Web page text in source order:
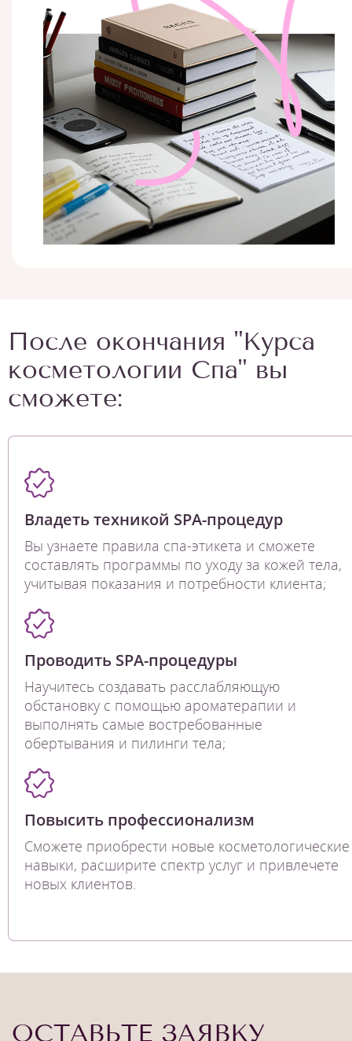
После окончания "Курса
косметологии Спа" вы
сможете:
Владеть техникой SPA-процедур
Вы узнаете правила спа-этикета и сможете
составлять программы по уходу за кожей тела,
учитывая показания и потребности клиента;
Проводить SPA-процедуры
Научитесь создавать расслабляющую
обстановку с помощью ароматерапии и
выполнять самые востребованные
обертывания и пилинги тела;
Повысить профессионализм
Сможете приобрести новые косметологические
навыки, расширите спектр услуг и привлечете
новых клиентов.
ОСТАВЬТЕ ЗАЯВКУ